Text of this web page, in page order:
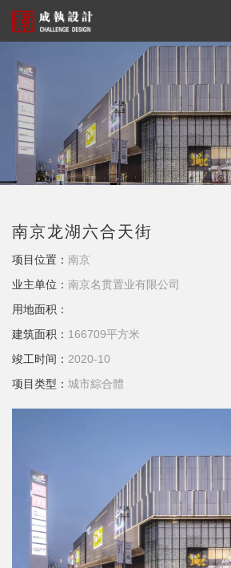
南京龙湖六合天街
项目位置： 南京
业主单位： 南京名贯置业有限公司
用地面积：
建筑面积： 166709平方米
竣工时间： 2020-10
项目类型： 城市綜合體